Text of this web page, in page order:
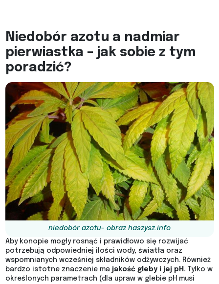
Niedobór azotu a nadmiar
pierwiastka – jak sobie z tym
poradzić?
niedobór azotu- obraz haszysz.info
Aby konopie mogły rosnąć i prawidłowo się rozwijać
potrzebują odpowiedniej ilości wody, światła oraz
wspomnianych wcześniej składników odżywczych. Również
bardzo istotne znaczenie majakość gleby i jej pH.
Tylko w
określonych parametrach (dla upraw w glebie pH musi